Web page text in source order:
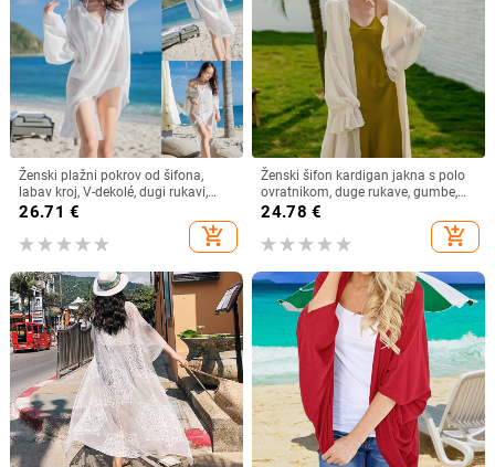
Ženski plažni pokrov od šifona,
labav kroj, V-dekolé, dugi rukavi,
najlon/akril 95%+
26.71 €
add_shopping_cart
Ženski šifon kardigan jakna s polo
ovratnikom, duge rukave, gumbe,
gradski stil, 95% poliester
24.78 €
add_shopping_cart